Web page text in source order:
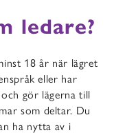
ledare?
18 år när lägret
eller har
gör lägerna till
som deltar. Du
ha nytta av i